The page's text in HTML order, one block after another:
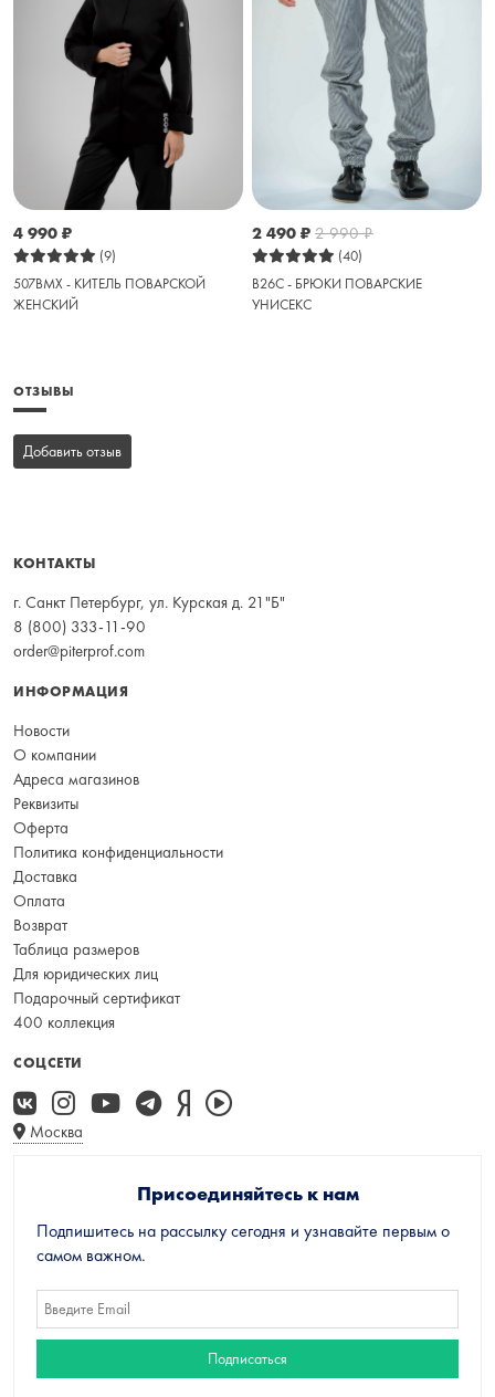
4 990 ₽
(9)
507BMX - КИТЕЛЬ ПОВАРСКОЙ
ЖЕНСКИЙ
2 490 ₽ 2 990₽
(40)
B26C - БРЮКИ ПОВАРСКИЕ
УНИСЕКС
ОТЗЫВЫ
Добавить отзыв
КОНТАКТЫ
г. Санкт Петербург, ул. Курская д. 21"Б"
8 (800) 333-11-90
order@piterprof.com
ИНФОРМАЦИЯ
Новости
О компании
Адреса магазинов
Реквизиты
Оферта
Политика конфиденциальности
Доставка
Оплата
Возврат
Таблица размеров
Для юридических лиц
Подарочный сертификат
400 коллекция
СОЦСЕТИ
Москва
Присоединяйтесь к нам
Подпишитесь на рассылку сегодня и узнавайте первым о
самом важном.